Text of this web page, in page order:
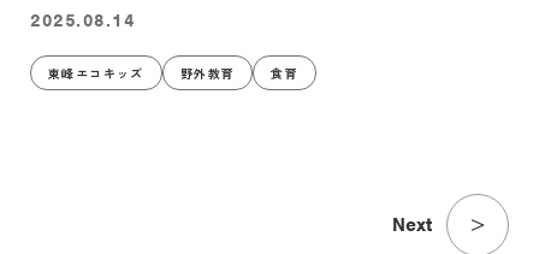
2025.08.14
東峰エコキッズ 野外教育 食育